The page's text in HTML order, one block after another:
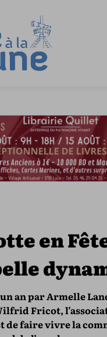
en
un an par Armelle
Fricot,
de faire vivre la